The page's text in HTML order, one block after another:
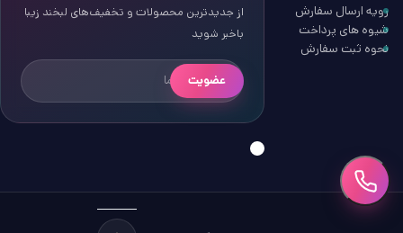
رویه ارسال سفارش
شیوه های پرداخت
نحوه ثبت سفارش
از جدیدترین محصولات و تخفیف‌های لبخند زیبا
باخبر شوید
عضویت